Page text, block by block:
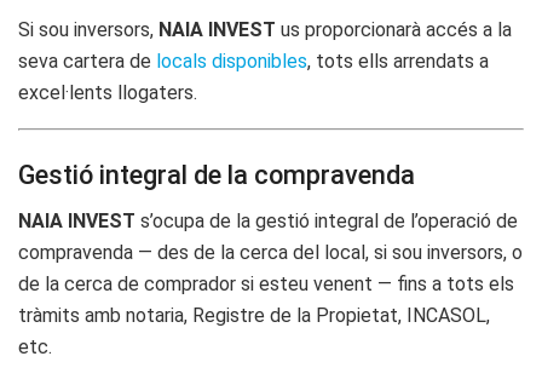
Si sou inversors, NAIA INVEST us proporcionarà accés a la
seva cartera de locals disponibles, tots ells arrendats a
excel·lents llogaters.
Gestió integral de la compravenda
NAIA INVEST s’ocupa de la gestió integral de l’operació de
compravenda — des de la cerca del local, si sou inversors, o
de la cerca de comprador si esteu venent — fins a tots els
tràmits amb notaria, Registre de la Propietat, INCASOL,
etc.